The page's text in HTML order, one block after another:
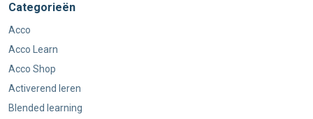
Categorieën
Acco
Acco Learn
Acco Shop
Activerend leren
Blended learning